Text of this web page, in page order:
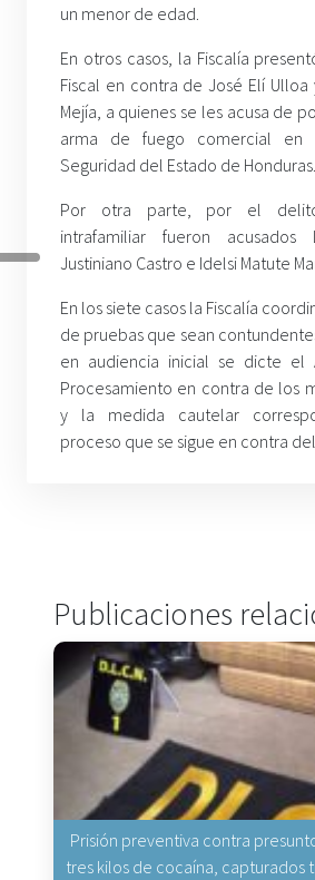
un menor de edad.
En otros casos, la Fiscalía
Fiscal en contra de José Elí Ulloa
Mejía, a quienes se les acusa de
arma de fuego comercial en
Seguridad del Estado de Honduras.
Por otra parte, por el
intrafamiliar fueron acusados
Justiniano Castro e Idelsi Matute
En los siete casos la Fiscalía
de pruebas que sean
en audiencia inicial se dicte el
Procesamiento en contra de los
y la medida cautelar
proceso que se sigue en contra
Publicaciones
Prisión preventiva contra
tres kilos de cocaína, capturados